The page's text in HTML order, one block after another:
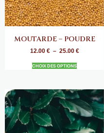
MOUTARDE – POUDRE
12.00 € – 25.00 €
CHOIX DES OPTIONS